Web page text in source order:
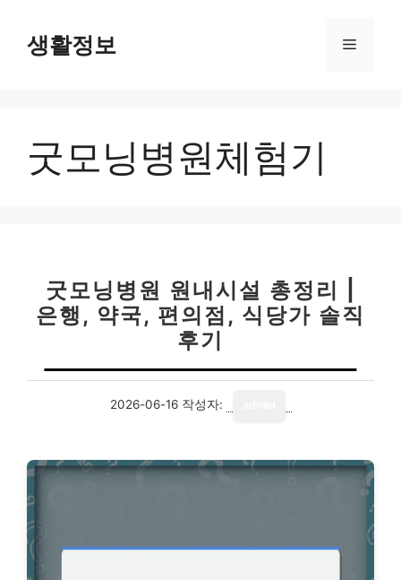
생활정보 메
굿모닝병원체험기
굿모닝병원 원내시설 총정리 |
은행, 약국, 편의점, 식당가 솔직
후기
2026-06-16 작성자: